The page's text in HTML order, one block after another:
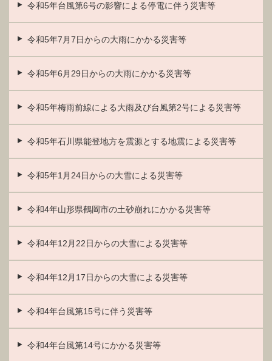
令和5年台風第6号の影響による停電に伴う災害等
令和5年7月7日からの大雨にかかる災害等
令和5年6月29日からの大雨にかかる災害等
令和5年梅雨前線による大雨及び台風第2号による災害等
令和5年石川県能登地方を震源とする地震による災害等
令和5年1月24日からの大雪による災害等
令和4年山形県鶴岡市の土砂崩れにかかる災害等
令和4年12月22日からの大雪による災害等
令和4年12月17日からの大雪による災害等
令和4年台風第15号に伴う災害等
令和4年台風第14号にかかる災害等